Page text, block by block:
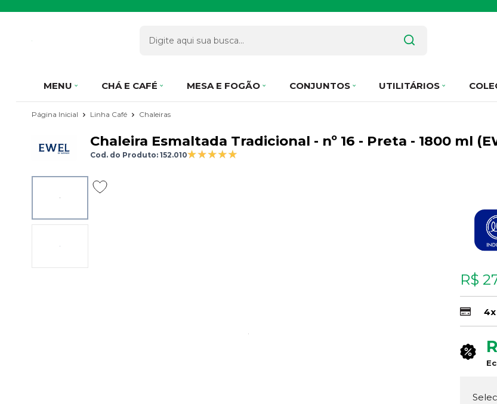
MENU CHÁ E CAFÉ MESA E FOGÃO CONJUNTOS UTILITÁRIOS
Página Inicial Linha Café Chaleiras
Chaleira Esmaltada Tradicional - nº 16 - Preta - 1800 ml
Cod. do Produto: 152.010
R$
4x